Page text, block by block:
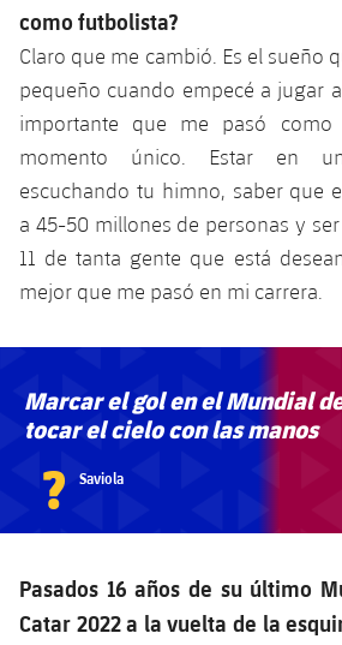
como futbolista?
Claro que me cambió. Es el sueño
pequeño cuando empecé a jugar
importante que me pasó como
momento único. Estar en
escuchando tu himno, saber que
a 45-50 millones de personas y
11 de tanta gente que está
mejor que me pasó en mi carrera.
Marcar el gol en el Mundial
tocar el cielo con las manos
? Saviola
Pasados 16 años de su último
Catar 2022 a la vuelta de la